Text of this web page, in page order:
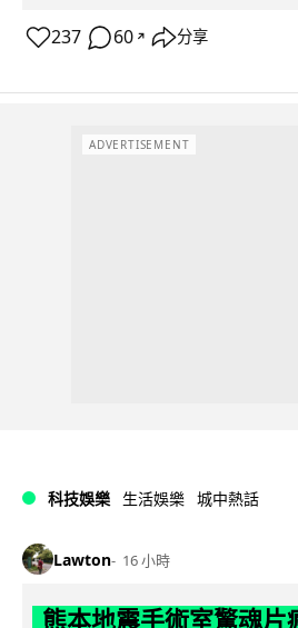
237 60 ↗ 分享
ADVERTISEMENT
科技娛樂 生活娛樂 城中熱話
Lawton 16 小時
熊本地震手術室驚魂片